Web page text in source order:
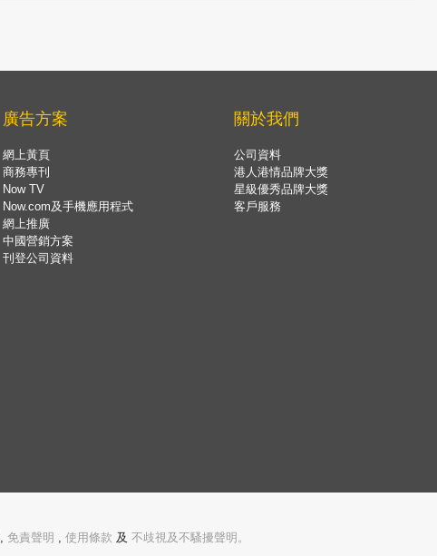
廣告方案
網上黃頁
商務專刊
Now TV
Now.com及手機應用程式
網上推廣
中國營銷方案
刊登公司資料
關於我們
公司資料
港人港情品牌大獎
星級優秀品牌大獎
客戶服務
, 免責聲明 , 使用條款 及 不歧視及不騷擾聲明。